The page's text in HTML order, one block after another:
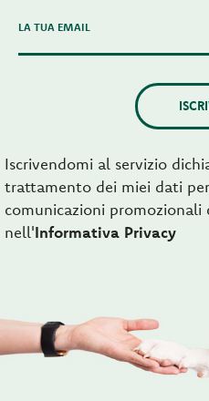
LA TUA EMAIL
Iscrivendomi al servizio
trattamento dei miei dati
comunicazioni promozionali
nell'Informativa Privacy